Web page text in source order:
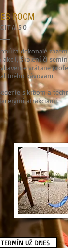
ROOM
50
dokonalé
akcií, školení či
vrátane
kávovaru.
s krbom a
atrakciami.
TERMÍN UŽ DNES